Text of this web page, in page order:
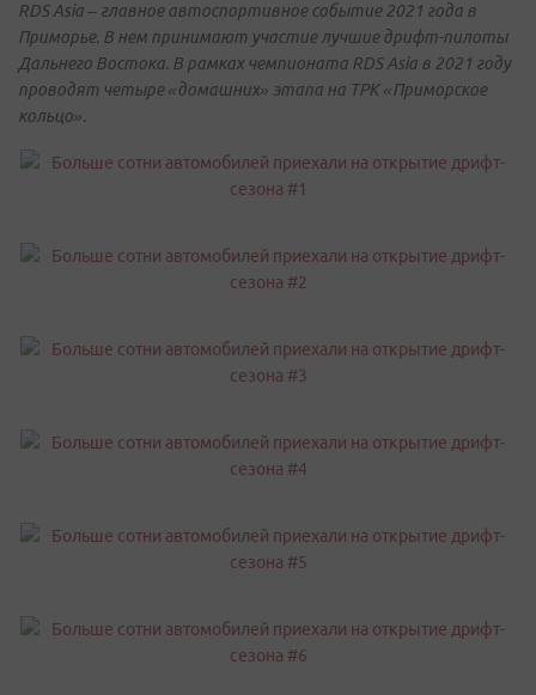
RDS Asia – главное автоспортивное событие 2021 года в
Приморье. В нем принимают участие лучшие дрифт-пилоты
Дальнего Востока. В рамках чемпионата RDS Asia в 2021 году
проводят четыре «домашних» этапа на ТРК «Приморское
кольцо».